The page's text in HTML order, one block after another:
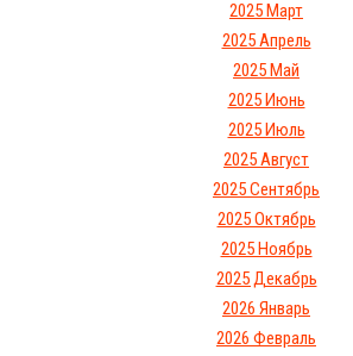
2025 Март
2025 Апрель
2025 Май
2025 Июнь
2025 Июль
2025 Август
2025 Сентябрь
2025 Октябрь
2025 Ноябрь
2025 Декабрь
2026 Январь
2026 Февраль